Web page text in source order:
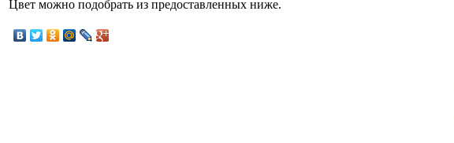
Цвет можно подобрать из предоставленных ниже.